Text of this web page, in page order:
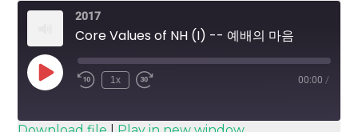
2017
Core Values of NH (I) -- 예배의 마음
Play
Episode
1x 00:00 /
SUBSCRIBE